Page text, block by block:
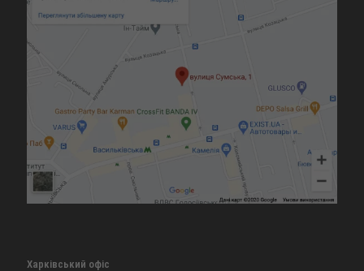
Харківський офіс